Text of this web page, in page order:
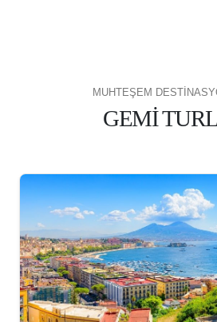
MUHTEŞEM
GEMİ